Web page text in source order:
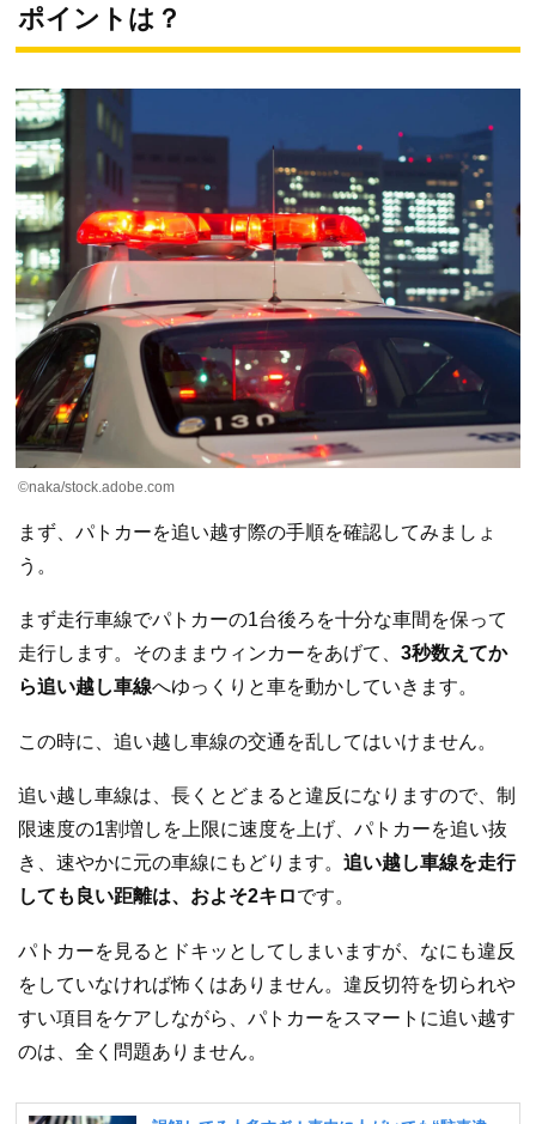
ポイントは？
©︎naka/stock.adobe.com
まず、パトカーを追い越す際の手順を確認してみましょ
う。
まず走行車線でパトカーの1台後ろを十分な車間を保って
走行します。そのままウィンカーをあげて、 3秒数えてか
ら追い越し車線へゆっくりと車を動かしていきます。
この時に、追い越し車線の交通を乱してはいけません。
追い越し車線は、長くとどまると違反になりますので、制
限速度の1割増しを上限に速度を上げ、パトカーを追い抜
き、速やかに元の車線にもどります。 追い越し車線を走行
しても良い距離は、およそ2キロです。
パトカーを見るとドキッとしてしまいますが、なにも違反
をしていなければ怖くはありません。違反切符を切られや
すい項目をケアしながら、パトカーをスマートに追い越す
のは、全く問題ありません。